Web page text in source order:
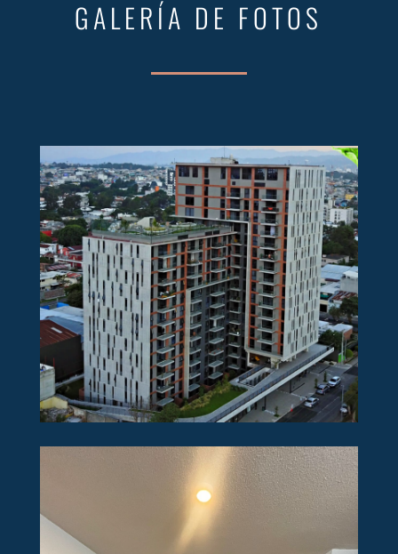
GALERÍA DE FOTOS